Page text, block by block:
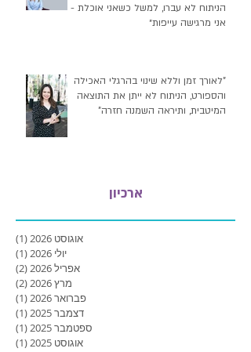
הניתוח לא עברו, למשל כשאני אוכלת -
אני מרגישה עייפות״
"לאורך זמן וללא שינוי בהרגלי האכילה
והספורט, הניתוח לא ייתן את התוצאה
המיטבית, ותיראה השמנה חזרה"
ארכיון
אוגוסט 2026 (1)
יולי 2026
(1)
אפריל 2026
(2)
מרץ 2026
(2)
פברואר 2026
(1)
דצמבר 2025
(1)
ספטמבר 2025
(1)
אוגוסט 2025
(1)